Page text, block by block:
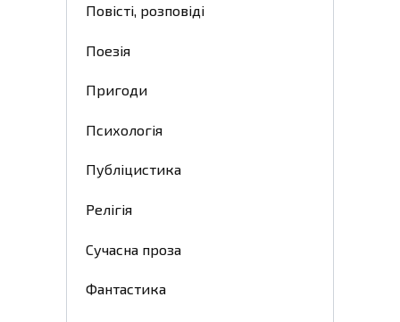
Повісті, розповіді
Поезія
Пригоди
Психологія
Публіцистика
Релігія
Сучасна проза
Фантастика